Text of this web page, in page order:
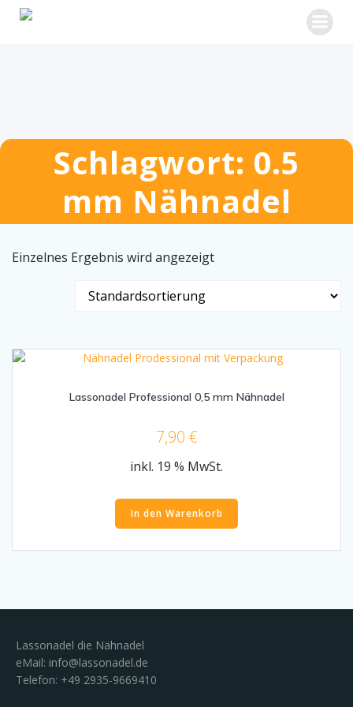
Schlagwort: 0.5
mm Nähnadel
Einzelnes Ergebnis wird angezeigt
Lassonadel Professional 0,5 mm Nähnadel
7,90 €
inkl. 19 % MwSt.
In den Warenkorb
Lassonadel die Nähnadel
eMail: info@lassonadel.de
Telefon: +49 2935-9669410